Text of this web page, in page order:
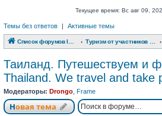
Текущее время: Вс авг 09,
Темы без ответов | Активные темы
Список форумов INFO CAM | Форум
Таиланд. Путешествуем и
Thailand. We travel and take
Модераторы: Drongo Frame
Новая тема
Новая тема